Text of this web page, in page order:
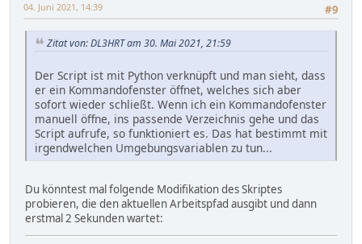
#9
04. Juni 2021, 14:39
Zitat von: DL3HRT am 30. Mai 2021, 21:59
Der Script ist mit Python verknüpft und man sieht, dass
er ein Kommandofenster öffnet, welches sich aber
sofort wieder schließt. Wenn ich ein Kommandofenster
manuell öffne, ins passende Verzeichnis gehe und das
Script aufrufe, so funktioniert es. Das hat bestimmt mit
irgendwelchen Umgebungsvariablen zu tun...
Du könntest mal folgende Modifikation des Skriptes
probieren, die den aktuellen Arbeitspfad ausgibt und dann
erstmal 2 Sekunden wartet: